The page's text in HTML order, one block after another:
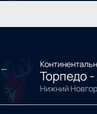
— Торпедо
Нижний